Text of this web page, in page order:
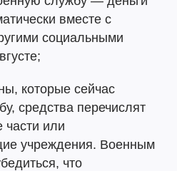
вместе с
социальными
которые сейчас
средства перечислят
части или
учреждения. Военным
что